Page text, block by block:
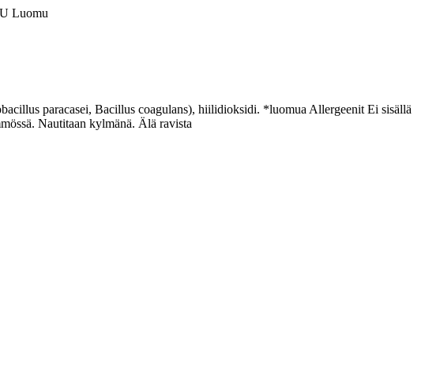
Luomu
paracasei, Bacillus coagulans), hiilidioksidi. *luomua Allergeenit Ei sisällä
Nautitaan kylmänä. Älä ravista